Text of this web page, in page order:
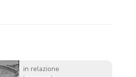
in relazione